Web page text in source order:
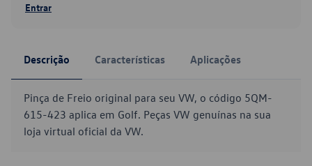
Entrar
Descrição Características Aplicações
Pinça de Freio original para seu VW, o código 5QM-
615-423 aplica em Golf. Peças VW genuínas na sua
loja virtual oficial da VW.